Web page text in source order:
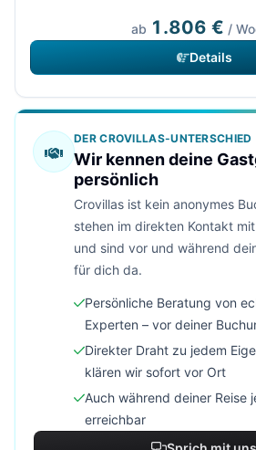
ab 1.806 € /
Details
DER CROVILLAS-UNTERSCHIED
Wir kennen deine
persönlich
Crovillas ist kein anonymes
stehen im direkten Kontakt
und sind vor und während
für dich da.
Persönliche Beratung von
Experten – vor deiner
Direkter Draht zu jedem
klären wir sofort vor Ort
Auch während deiner Reise
erreichbar